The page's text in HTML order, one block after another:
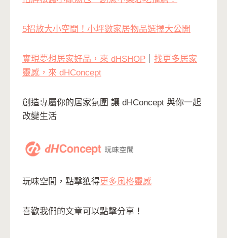
5招放大小空間！小坪數家居物品選擇大公開
實現夢想居家好品，來 dHSHOP
找更多居家
靈感，來 dHConcept
創造專屬你的居家氛圍 讓 dHConcept 與你一起
改變生活
玩味空間，點擊獲得更多風格靈感
喜歡我們的文章可以點擊分享！